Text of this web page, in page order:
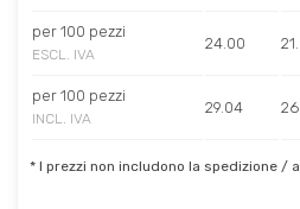
per 100 pezzi
ESCL. IVA
24.00
per 100 pezzi
INCL. IVA
29.04
* I prezzi non includono la spedizione /